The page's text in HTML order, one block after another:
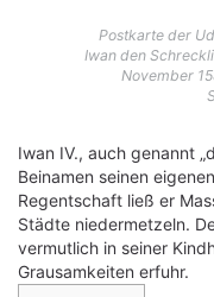
Postkarte der
Iwan den
November
Iwan IV., auch genannt
Beinamen seinen
Regentschaft ließ er
Städte niedermetzeln.
vermutlich in seiner
Grausamkeiten erfuhr.